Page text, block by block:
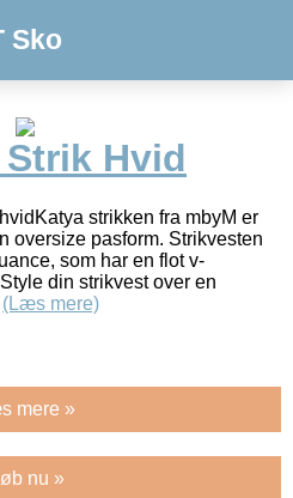
Sko
Hvid
strikken fra mbyM er
oversize pasform. Strikvesten
som har en flot v-
din strikvest over en
(Læs mere)
mere »
nu »